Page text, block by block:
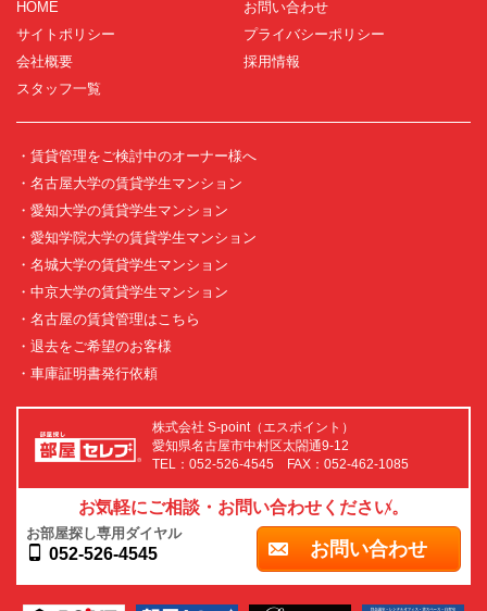
HOME
お問い合わせ
サイトポリシー
プライバシーポリシー
会社概要
採用情報
スタッフ一覧
・賃貸管理をご検討中のオーナー様へ
・名古屋大学の賃貸学生マンション
・愛知大学の賃貸学生マンション
・愛知学院大学の賃貸学生マンション
・名城大学の賃貸学生マンション
・中京大学の賃貸学生マンション
・名古屋の賃貸管理はこちら
・退去をご希望のお客様
・車庫証明書発行依頼
株式会社 S-point（エスポイント）
愛知県名古屋市中村区太閤通9-12
TEL：052-526-4545 FAX：052-462-1085
お気軽にご相談・お問い合わせください。
お部屋探し専用ダイヤル
052-526-4545 お問い合わせ